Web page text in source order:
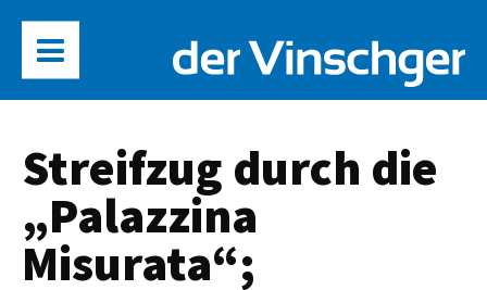
Streifzug durch die
„Palazzina
Misurata“;